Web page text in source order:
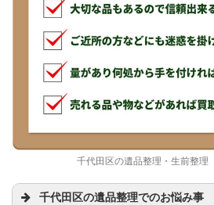
千代田区の遺品整理・生前整理
千代田区の遺品整理でのお悩み事